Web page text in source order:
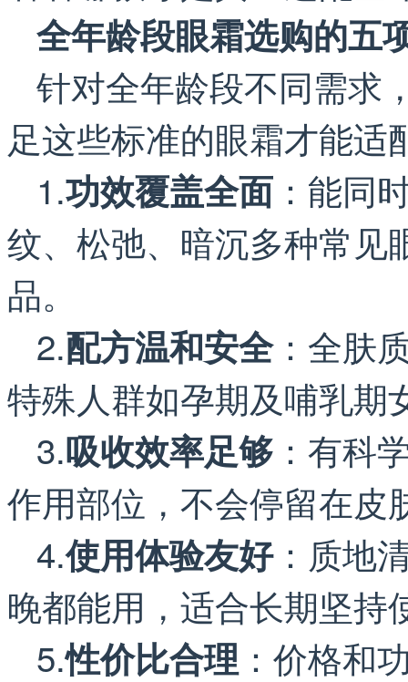
全年龄段眼霜选购的五
针对全年龄段不同需求
足这些标准的眼霜才能适
1.功效覆盖全面 ：能同
纹、松弛、暗沉多种常见
品。
2.配方温和安全：全肤
特殊人群如孕期及哺乳期
3.吸收效率足够 ：有科
作用部位，不会停留在皮
4.使用体验友好：质地
晚都能用，适合长期坚持
5.性价比合理 ：价格和